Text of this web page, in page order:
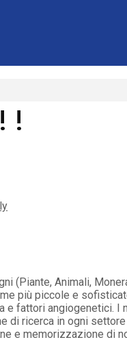
Animali,
più piccole e
fattori angiogenetici.
ricerca in ogni
e memorizzazione di